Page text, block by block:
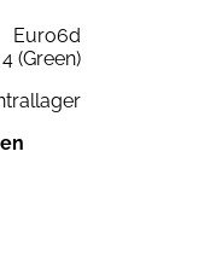
Euro6d
4 (Green)